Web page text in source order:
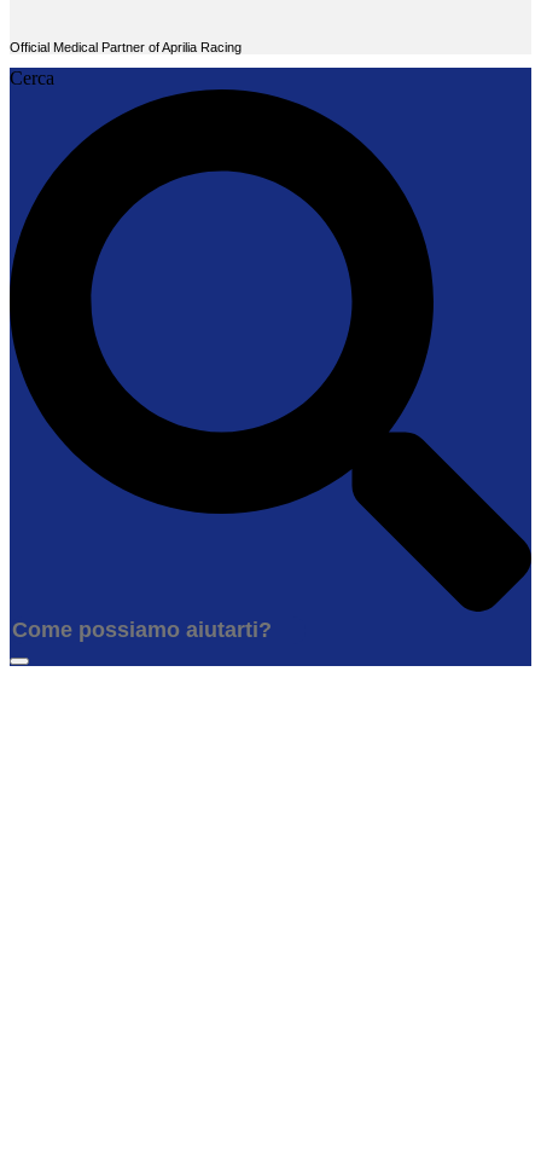
Official Medical Partner of Aprilia Racing
Cerca